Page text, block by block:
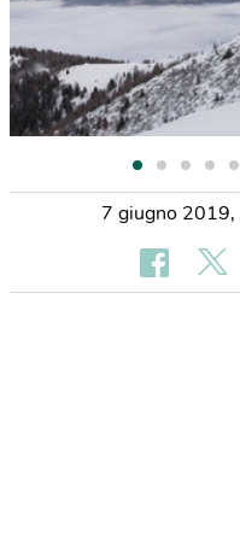
7 giugno 2019,